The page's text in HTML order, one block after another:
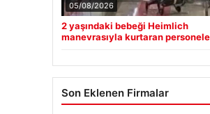
05/08/2026
2 yaşındaki bebeği Heimlich
manevrasıyla kurtaran
Son Eklenen Firmalar